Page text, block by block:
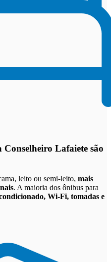
Lafaiete são
leito ou semi-leito, mais
. A maioria dos ônibus para
Wi-Fi, tomadas e